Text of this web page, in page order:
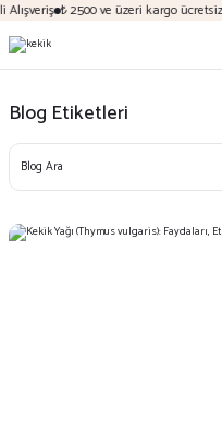
₺ 2500 ve üzeri kargo ücretsiz
Blog Etiketleri